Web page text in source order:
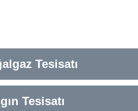
Tesisatı
Tesisatı